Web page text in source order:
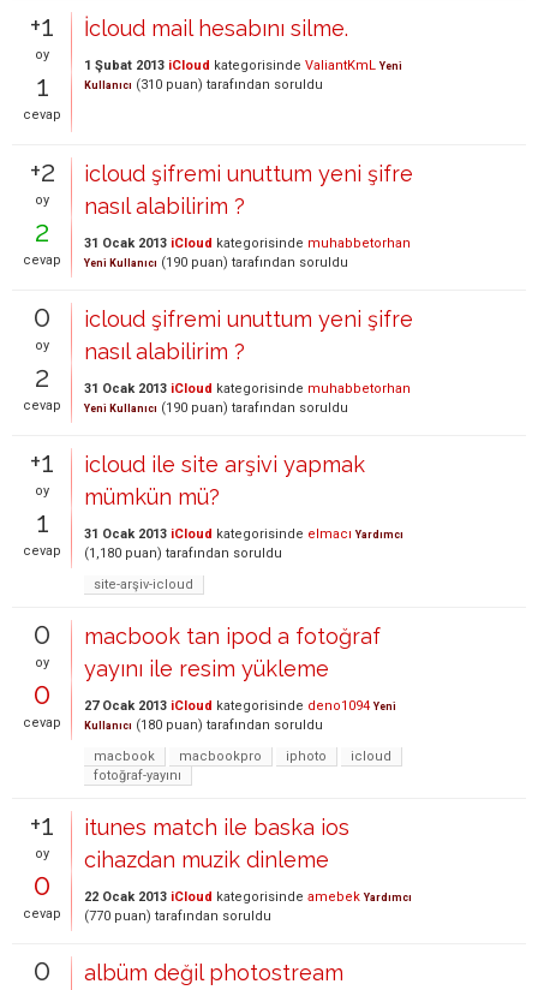
+1
oy
1
cevap
İcloud mail hesabını silme.
1 Şubat 2013 iCloud kategorisinde ValiantKmL Yeni
Kullanıcı (310 puan) tarafından soruldu
+2
oy
2
cevap
icloud şifremi unuttum yeni şifre
nasıl alabilirim ?
31 Ocak 2013 iCloud kategorisinde muhabbetorhan
Yeni Kullanıcı (190 puan) tarafından soruldu
0
oy
2
cevap
icloud şifremi unuttum yeni şifre
nasıl alabilirim ?
31 Ocak 2013 iCloud kategorisinde muhabbetorhan
Yeni Kullanıcı (190 puan) tarafından soruldu
+1
oy
1
cevap
icloud ile site arşivi yapmak
mümkün mü?
31 Ocak 2013 iCloud kategorisinde elmacı Yardımcı
(1,180 puan) tarafından soruldu
site-arşiv-icloud
0
oy
0
cevap
macbook tan ipod a fotoğraf
yayını ile resim yükleme
27 Ocak 2013 iCloud kategorisinde deno1094 Yeni
Kullanıcı (180 puan) tarafından soruldu
macbook
macbookpro iphoto
icloud
fotoğraf-yayını
+1
oy
0
cevap
itunes match ile baska ios
cihazdan muzik dinleme
22 Ocak 2013 iCloud kategorisinde amebek Yardımcı
(770 puan) tarafından soruldu
0 albüm değil photostream